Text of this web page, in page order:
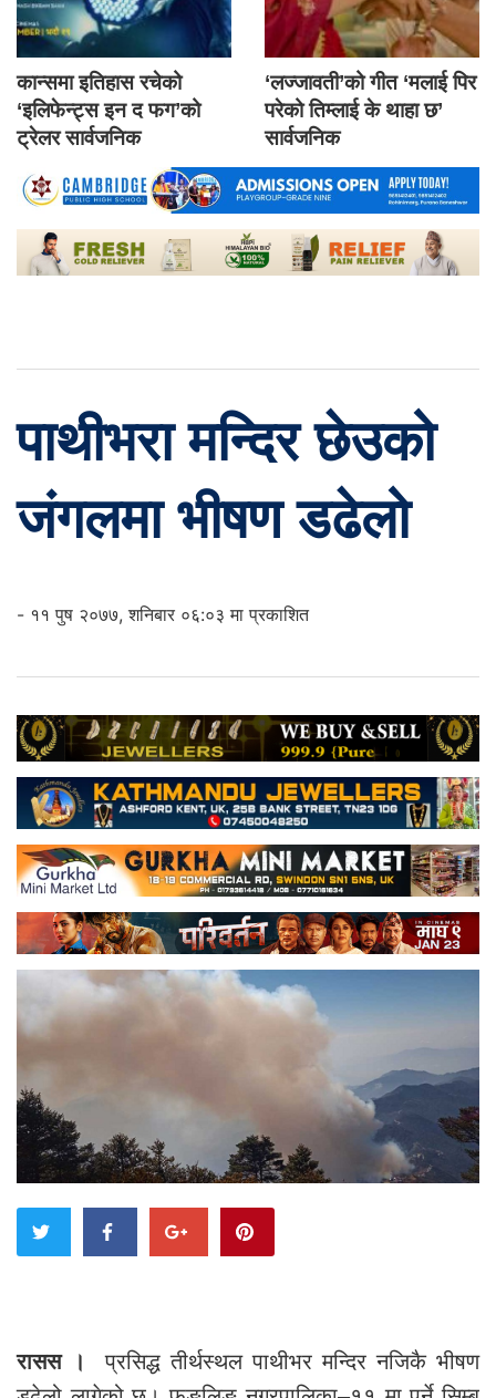
कान्समा इतिहास रचेको
‘इलिफेन्ट्स इन द फग’को
ट्रेलर सार्वजनिक
‘लज्जावती’को गीत ‘मलाई पिर
परेको तिम्लाई के थाहा छ’
सार्वजनिक
पाथीभरा मन्दिर छेउको
जंगलमा भीषण डढेलो
- ११ पुष २०७७, शनिबार ०६:०३ मा प्रकाशित
रासस ।
प्रसिद्ध तीर्थस्थल पाथीभर मन्दिर नजिकै भीषण